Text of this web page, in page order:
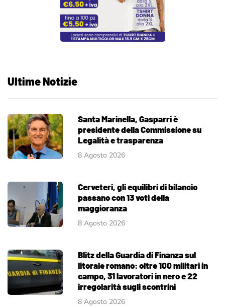
Ultime Notizie
Santa Marinella, Gasparri è
presidente della Commissione su
Legalità e trasparenza
8 Agosto 2026
Cerveteri, gli equilibri di bilancio
passano con 13 voti della
maggioranza
8 Agosto 2026
Blitz della Guardia di Finanza sul
litorale romano: oltre 100 militari in
campo, 31 lavoratori in nero e 22
irregolarità sugli scontrini
8 Agosto 2026